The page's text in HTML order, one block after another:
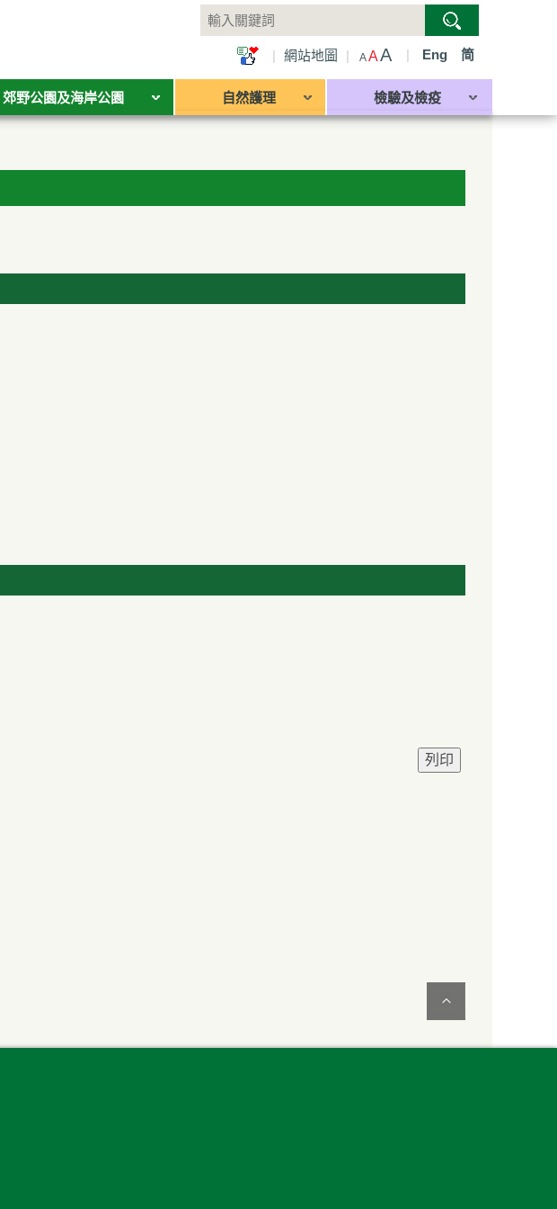
| 網站地圖 | AAA | Eng 简
郊野公園及海岸公園 自然護理 檢驗及檢疫